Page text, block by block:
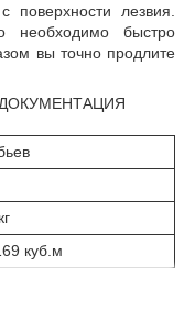
поверхности лезвия.
необходимо быстро
вы точно продлите
куб.м